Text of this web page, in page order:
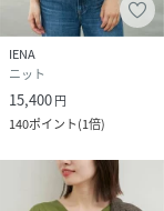
リブ:綿98%、ポ
)
IENA
ニット
15,400円
140ポイント(1倍)